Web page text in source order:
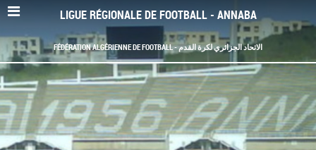
LIGUE RÉGIONALE DE FOOTBALL - ANNABA
FÉDÉRATION ALGÉRIENNE DE FOOTBALL - الاتحاد الجزائري لكرة القدم